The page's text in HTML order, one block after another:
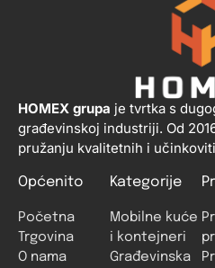
HOMEX grupa je tvrtka s
građevinskoj industriji. Od
pružanju kvalitetnih i
Općenito
Početna
Trgovina
O nama
Kategorije
Mobilne kuće
i kontejneri
Građevinska